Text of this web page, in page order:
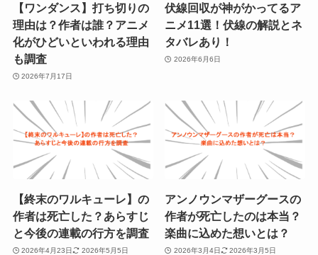
【ワンダンス】打ち切りの
理由は？作者は誰？アニメ
化がひどいといわれる理由
も調査
2026年7月17日
伏線回収が神がかってるア
ニメ11選！伏線の解説とネ
タバレあり！
2026年6月6日
【終末のワルキューレ】の
作者は死亡した？あらすじ
と今後の連載の行方を調査
2026年4月23日 2026年5月5日
アンノウンマザーグースの
作者が死亡したのは本当？
楽曲に込めた想いとは？
2026年3月4日 2026年3月5日